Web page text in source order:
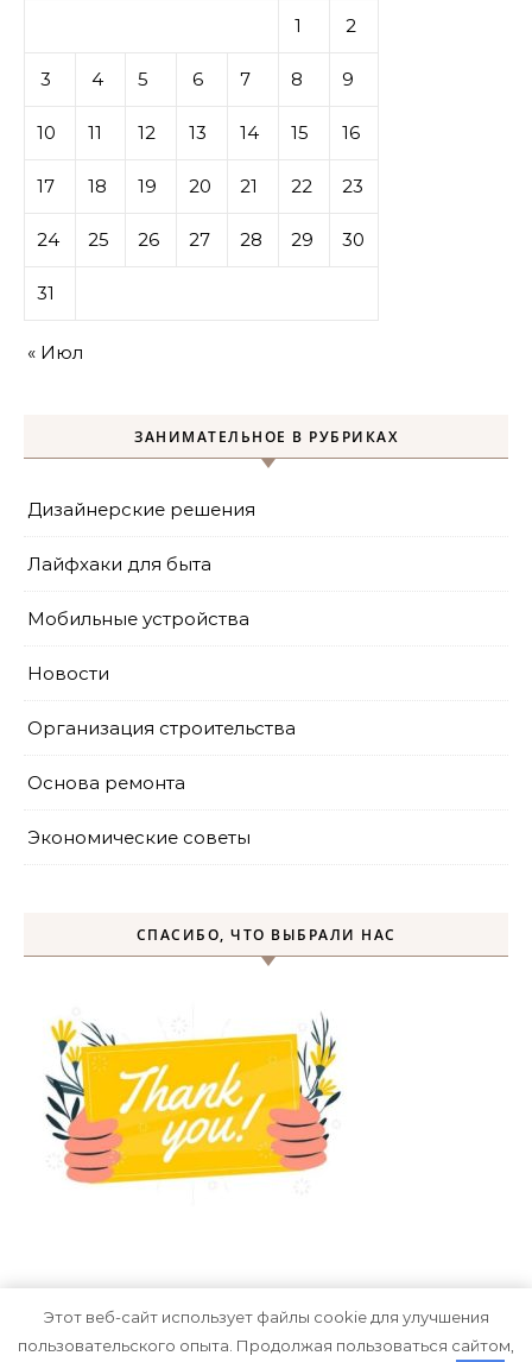
1 2
3 4 5 6 7 8 9
10 11 12 13 14 15 16
17 18 19 20 21 22 23
24 25 26 27 28 29 30
31
« Июл
ЗАНИМАТЕЛЬНОЕ В РУБРИКАХ
Дизайнерские решения
Лайфхаки для быта
Мобильные устройства
Новости
Организация строительства
Основа ремонта
Экономические советы
СПАСИБО, ЧТО ВЫБРАЛИ НАС
Этот веб-сайт использует файлы cookie для улучшения
пользовательского опыта. Продолжая пользоваться сайтом,